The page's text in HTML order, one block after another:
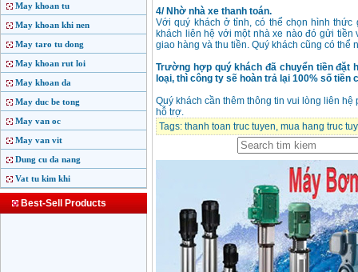
May khoan tu
May khoan khi nen
May taro tu dong
May khoan rut loi
May khoan da
May duc be tong
May van oc
May van vit
Dung cu da nang
Vat tu kim khi
Best-Sell Products
4/ Nhờ nhà xe thanh toán.
Với quý khách ở tỉnh, có thể chọn hình
khách liên hệ với một nhà xe nào đó gửi
giao hàng và thu tiền. Quý khách cũng có
Trường hợp quý khách đã chuyển tiền đặt
loại, thì công ty sẽ hoàn trả lại 100% số
Quý khách cần thêm thông tin vui lòng liên
hỗ trợ.
Tags: thanh toan truc tuyen, mua hang truc